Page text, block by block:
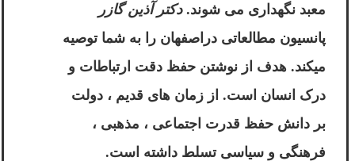
معبد نگهداری می شوند.دکتر آذین گازر
پانسیون مطالعاتی دراصفهان را به شما توصیه
میکند. هدف از نوشتن حفظ دقت ارتباطات و
درک انسان است. از زمان های قدیم ، دولت
بر دانش حفظ قدرت اجتماعی ، مذهبی ،
فرهنگی و سیاسی تسلط داشته است.